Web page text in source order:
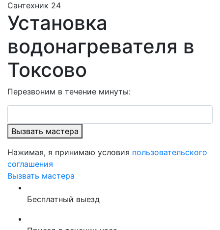
Сантехник 24
Установка
водонагревателя в
Токсово
Перезвоним в течение минуты:
Вызвать мастера
Нажимая, я принимаю условия пользовательского
соглашения
Вызвать мастера
Бесплатный выезд